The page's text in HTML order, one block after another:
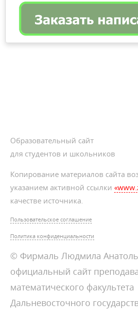
Образовательный сайт
для студентов и школьников
Копирование материалов сайта
указанием активной ссылки
качестве источника.
Пользовательское соглашение
Политика конфиденциальности
© Фирмаль Людмила
официальный сайт
математического факультета
Дальневосточного